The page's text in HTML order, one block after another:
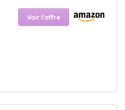
Voir l'offre